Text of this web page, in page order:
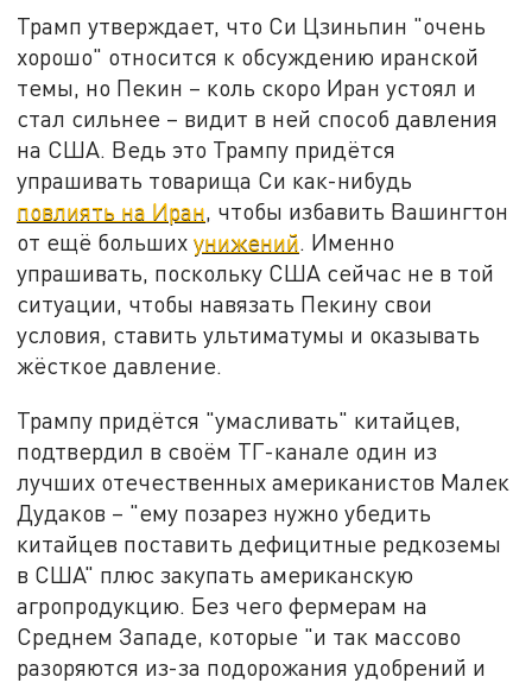
Трамп утверждает, что Си Цзиньпин "очень
хорошо" относится к обсуждению иранской
темы, но Пекин – коль скоро Иран устоял и
стал сильнее – видит в ней способ давления
на США. Ведь это Трампу придётся
упрашивать товарища Си как-нибудь
повлиять на Иран, чтобы избавить Вашингтон
от ещё большихунижений. Именно
упрашивать, поскольку США сейчас не в той
ситуации, чтобы навязать Пекину свои
условия, ставить ультиматумы и оказывать
жёсткое давление.
Трампу придётся "умасливать" китайцев,
подтвердил в своём ТГ-канале один из
лучших отечественных американистов Малек
Дудаков – "ему позарез нужно убедить
китайцев поставить дефицитные редкоземы
в США" плюс закупать американскую
агропродукцию. Без чего фермерам на
Среднем Западе, которые "и так массово
разоряются из-за подорожания удобрений и